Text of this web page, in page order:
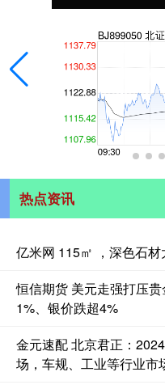
热点资讯
亿米网 115㎡ ，深色石材
恒信期货 美元走强打压
1%、银价跌超4%
金元速配 北京君正：
场，车规、工业等行业市